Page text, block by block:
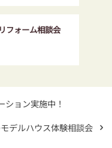
フォーム相談会
ション実施中！
デルハウス体験相談会